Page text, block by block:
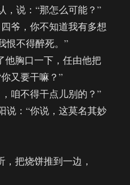
说：“那怎么可能？”
爷，你不知道我有多想
恨不得醉死。”
胸口一下，任由他把
又要干嘛？”
不得干点儿别的？”
：“你说，这莫名其妙
把烧饼推到一边，